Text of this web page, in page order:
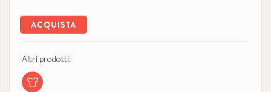
ACQUISTA
Altri prodotti: